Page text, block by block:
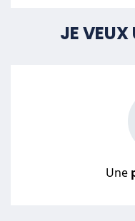
JE VEUX
Une